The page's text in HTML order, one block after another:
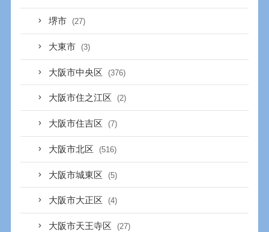
堺市 (27)
大東市 (3)
大阪市中央区 (376)
大阪市住之江区 (2)
大阪市住吉区 (7)
大阪市北区 (516)
大阪市城東区 (5)
大阪市大正区 (4)
大阪市天王寺区 (27)